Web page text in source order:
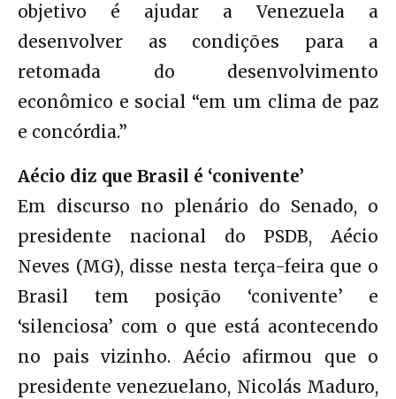
objetivo é ajudar a Venezuela a
desenvolver as condições para a
retomada do desenvolvimento
econômico e social “em um clima de paz
e concórdia.”
Aécio diz que Brasil é ‘conivente’
Em discurso no plenário do Senado, o
presidente nacional do PSDB, Aécio
Neves (MG), disse nesta terça-feira que o
Brasil tem posição ‘conivente’ e
‘silenciosa’ com o que está acontecendo
no pais vizinho. Aécio afirmou que o
presidente venezuelano, Nicolás Maduro,